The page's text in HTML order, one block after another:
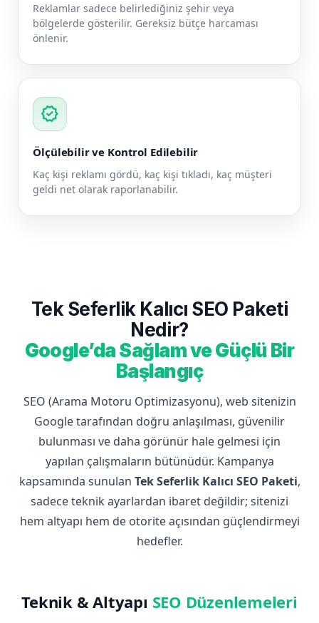
Reklamlar sadece belirlediğiniz şehir veya
bölgelerde gösterilir. Gereksiz bütçe harcaması
önlenir.
verified
Ölçülebilir ve Kontrol Edilebilir
Kaç kişi reklamı gördü, kaç kişi tıkladı, kaç müşteri
geldi net olarak raporlanabilir.
Tek Seferlik Kalıcı SEO Paketi
Nedir?
Google’da Sağlam ve Güçlü Bir
Başlangıç
SEO (Arama Motoru Optimizasyonu), web sitenizin
Google tarafından doğru anlaşılması, güvenilir
bulunması ve daha görünür hale gelmesi için
yapılan çalışmaların bütünüdür. Kampanya
kapsamında sunulan Tek Seferlik Kalıcı SEO Paketi,
sadece teknik ayarlardan ibaret değildir; sitenizi
hem altyapı hem de otorite açısından güçlendirmeyi
hedefler.
Teknik & Altyapı SEO Düzenlemeleri